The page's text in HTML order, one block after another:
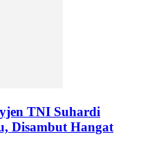
TNI Suhardi
Disambut Hangat